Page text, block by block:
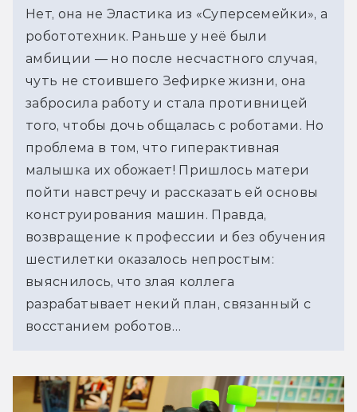
Нет, она не Эластика из «Суперсемейки», а
робототехник. Раньше у неё были
амбиции — но после несчастного случая,
чуть не стоившего Зефирке жизни, она
забросила работу и стала противницей
того, чтобы дочь общалась с роботами. Но
проблема в том, что гиперактивная
малышка их обожает! Пришлось матери
пойти навстречу и рассказать ей основы
конструирования машин. Правда,
возвращение к профессии и без обучения
шестилетки оказалось непростым:
выяснилось, что злая коллега
разрабатывает некий план, связанный с